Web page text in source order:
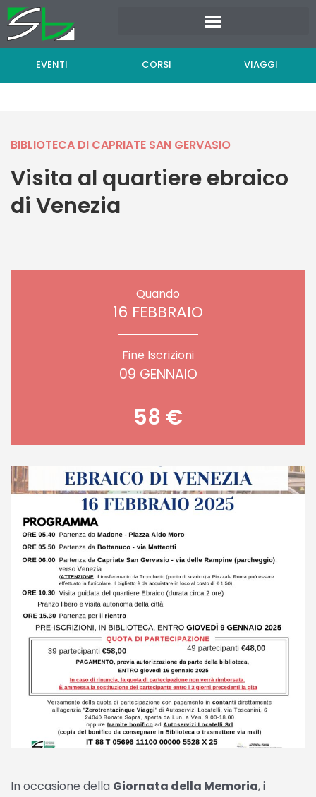
Vai
al
contenuto
EVENTI CORSI VIAGGI
BIBLIOTECA DI CAPRIATE SAN GERVASIO
Visita al quartiere ebraico
di Venezia
Quando
16 FEBBRAIO
Fine Iscrizioni
09 GENNAIO
58 €
In occasione della Giornata della Memoria, i